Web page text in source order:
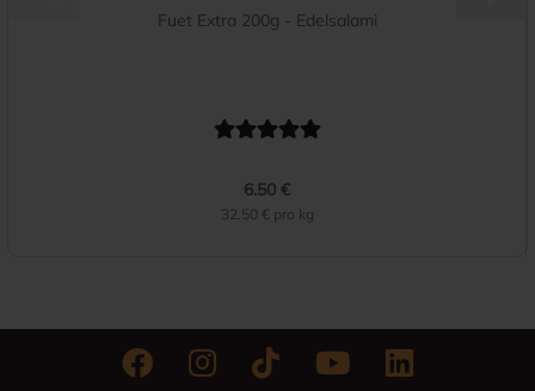
Fuet Extra 200g - Edelsalami
6.50 €
32.50 € pro kg